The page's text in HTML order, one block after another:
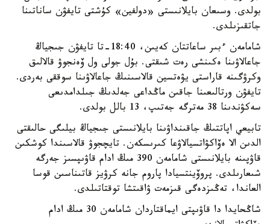
بولدى. وسىعان بايلانىستى «دولفين» كۇشتى تايفۋن ساناتىنا
جاتقىزىلدى.
شامامەن ءبىر ساعاتتان كەيىن، 18:40-تا تايفۋن جىجياڭ
جاعالاۋىنا ەكىنشى رەت شىقتى. بۇل جولى ول ۆەنجوۋ قالالىق
وكرۋگىنە قاراستى يۋەتسين قالاسىنىڭ جاعالاۋىنا سوققى بەردى.
تايفۋن ورتالىعىنا جاقىن ماڭداعى جەلدىڭ جىلدامدىعى
سەكۋندىنا 38 مەترگە جەتىپ، 13 بالل بولدى.
تابيعي اپاتتىڭ جاقىنداۋىنا بايلانىستى جىجياڭ بيلىگى حالىقتى
الدىن الا ەۆاكۋاتسيالاۋعا كىرىسكەن. تايچجوۋ قالاسىندا كوشكىن
قاۋپىنە بايلانىستى شامامەن 390 مىڭ ادام قاۋىپسىز جەرگە
شىعارىلدى. پروۆينتسيادا پاروم جانە كرۋيز قاتىناسىن قوسا
العاندا، تەڭىزدەگى قىزمەت ۋاقىتشا توقتاتىلدى.
شاڭحايدا دا قاۋىپتى ايماقتاردان شامامەن 30 مىڭ ادام